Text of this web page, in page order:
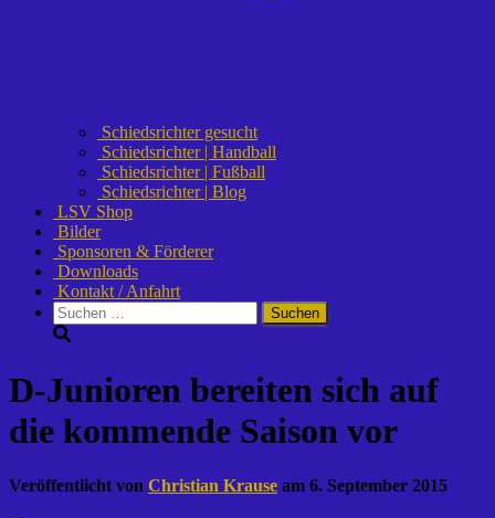
Schiedsrichter gesucht
Schiedsrichter | Handball
Schiedsrichter | Fußball
Schiedsrichter | Blog
LSV Shop
Bilder
Sponsoren & Förderer
Downloads
Kontakt / Anfahrt
Suchen
nach:
D-Junioren bereiten sich auf
die kommende Saison vor
Veröffentlicht von Christian Krause am 6. September 2015